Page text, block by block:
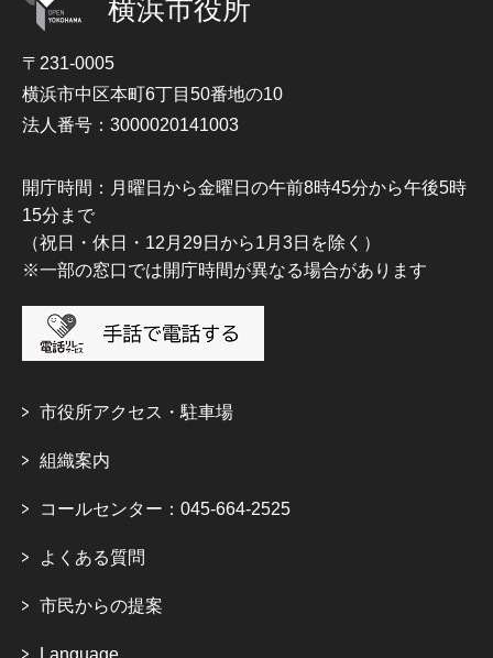
横浜市役所
〒231-0005
横浜市中区本町6丁目50番地の10
法人番号：3000020141003
開庁時間：月曜日から金曜日の午前8時45分から午後5時
15分まで
（祝日・休日・12月29日から1月3日を除く）
※一部の窓口では開庁時間が異なる場合があります
市役所アクセス・駐車場
組織案内
コールセンター：045-664-2525
よくある質問
市民からの提案
Language